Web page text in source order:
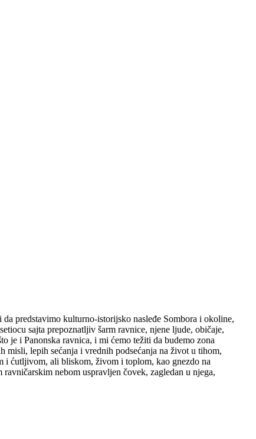
predstavimo kulturno-istorijsko nasleđe Sombora i okoline,
sajta prepoznatljiv šarm ravnice, njene ljude, običaje,
je i Panonska ravnica, i mi ćemo težiti da budemo zona
lepih sećanja i vrednih podsećanja na život u tihom,
i ćutljivom, ali bliskom, živom i toplom, kao gnezdo na
nebom uspravljen čovek, zagledan u njega,